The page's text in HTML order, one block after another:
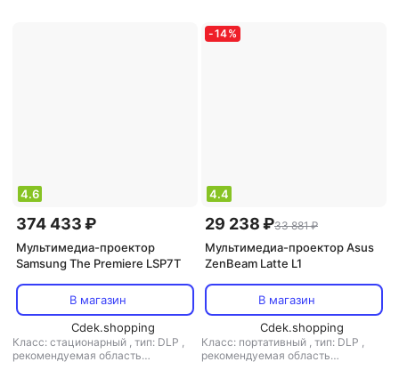
4.6
374 433 ₽
Мультимедиа-проектор
Samsung The Premiere LSP7T
В магазин
Cdek.shopping
Класс: стационарный , тип: DLP ,
рекомендуемая область
-14%
4.4
29 238 ₽33 881 ₽
Мультимедиа-проектор Asus
ZenBeam Latte L1
В магазин
Cdek.shopping
Класс: портативный , тип: DLP ,
рекомендуемая область